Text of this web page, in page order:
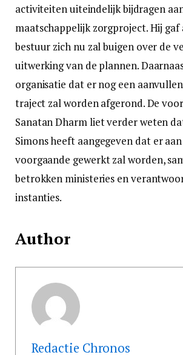
activiteiten uiteindelijk bijdragen
maatschappelijk zorgproject. Hij
bestuur zich nu zal buigen over de
uitwerking van de plannen.
organisatie dat er nog een
traject zal worden afgerond. De
Sanatan Dharm liet verder weten
Simons heeft aangegeven dat er
voorgaande gewerkt zal worden,
betrokken ministeries en
instanties.
Author
Redactie Chronos